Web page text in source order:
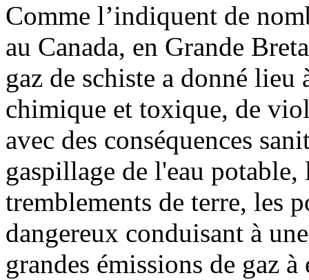
Comme l’indiquent de
au Canada, en Grande
gaz de schiste a donné
chimique et toxique, de
avec des conséquences
gaspillage de l'eau potable,
tremblements de terre, les
dangereux conduisant à
grandes émissions de gaz à